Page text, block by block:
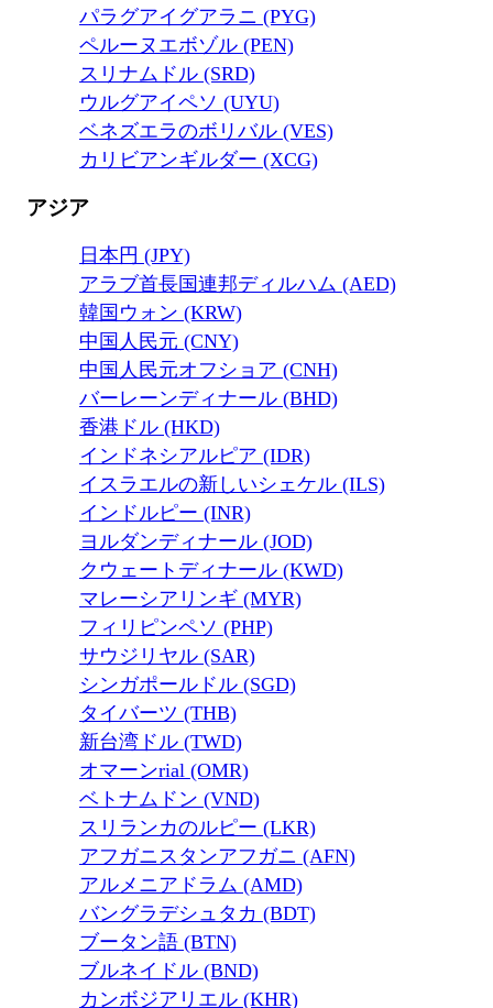
パラグアイグアラニ (PYG)
ペルーヌエボゾル (PEN)
スリナムドル (SRD)
ウルグアイペソ (UYU)
ベネズエラのボリバル (VES)
カリビアンギルダー (XCG)
アジア
日本円 (JPY)
アラブ首長国連邦ディルハム (AED)
韓国ウォン (KRW)
中国人民元 (CNY)
中国人民元オフショア (CNH)
バーレーンディナール (BHD)
香港ドル (HKD)
インドネシアルピア (IDR)
イスラエルの新しいシェケル (ILS)
インドルピー (INR)
ヨルダンディナール (JOD)
クウェートディナール (KWD)
マレーシアリンギ (MYR)
フィリピンペソ (PHP)
サウジリヤル (SAR)
シンガポールドル (SGD)
タイバーツ (THB)
新台湾ドル (TWD)
オマーンrial (OMR)
ベトナムドン (VND)
スリランカのルピー (LKR)
アフガニスタンアフガニ (AFN)
アルメニアドラム (AMD)
バングラデシュタカ (BDT)
ブータン語 (BTN)
ブルネイドル (BND)
カンボジアリエル (KHR)